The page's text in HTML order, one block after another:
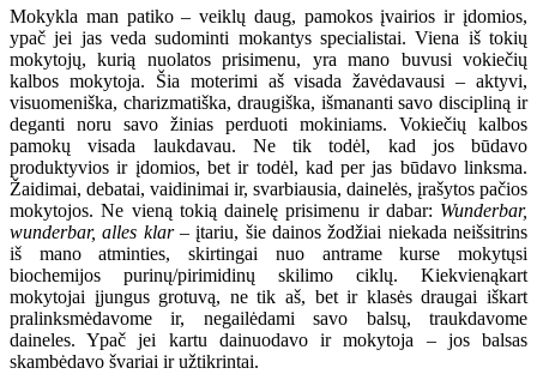
Mokykla man patiko – veiklų daug, pamokos įvairios ir įdomios,
ypač jei jas veda sudominti mokantys specialistai. Viena iš tokių
mokytojų, kurią nuolatos prisimenu, yra mano buvusi vokiečių
kalbos mokytoja. Šia moterimi aš visada žavėdavausi – aktyvi,
visuomeniška, charizmatiška, draugiška, išmananti savo discipliną ir
deganti noru savo žinias perduoti mokiniams. Vokiečių kalbos
pamokų visada laukdavau. Ne tik todėl, kad jos būdavo
produktyvios ir įdomios, bet ir todėl, kad per jas būdavo linksma.
Žaidimai, debatai, vaidinimai ir, svarbiausia, dainelės, įrašytos pačios
mokytojos. Ne vieną tokią dainelę prisimenu ir dabar: Wunderbar,
wunderbar, alles klar– įtariu, šie dainos žodžiai niekada neišsitrins
iš mano atminties, skirtingai nuo antrame kurse mokytųsi
biochemijos purinų/pirimidinų skilimo ciklų. Kiekvienąkart
mokytojai įjungus grotuvą, ne tik aš, bet ir klasės draugai iškart
pralinksmėdavome ir, negailėdami savo balsų, traukdavome
daineles. Ypač jei kartu dainuodavo ir mokytoja – jos balsas
skambėdavo švariai ir užtikrintai.